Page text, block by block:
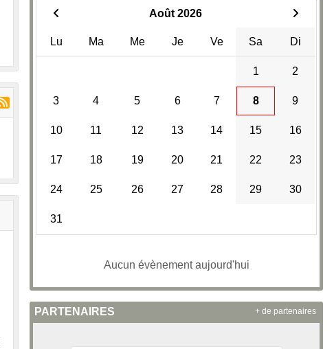
Août 2026
Lu Ma Me Je Ve Sa Di
1 2
3 4 5 6 7 8 9
10 11 12 13 14 15 16
17 18 19 20 21 22 23
24 25 26 27 28 29 30
31
Aucun évènement aujourd'hui
PARTENAIRES + de partenaires